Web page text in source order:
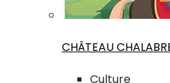
CHÂTEAU
Culture